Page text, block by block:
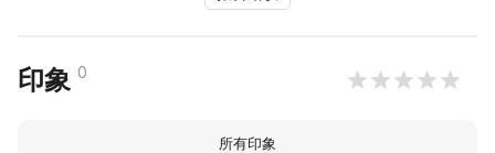
印象 0
所有印象